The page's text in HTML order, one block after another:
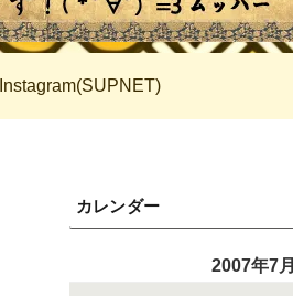
Instagram(SUPNET)
カレンダー
2007年7月